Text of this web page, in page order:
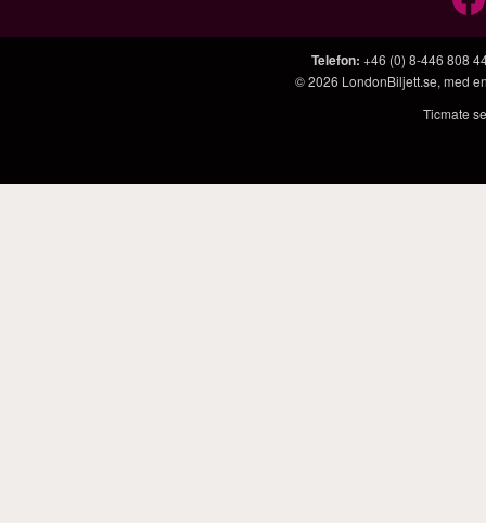
Telefon: +46 (0) 8-446 808
© 2026 LondonBiljett.se, med
Ticmate